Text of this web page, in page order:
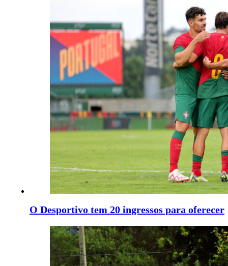
O Desportivo tem 20 ingressos para oferecer